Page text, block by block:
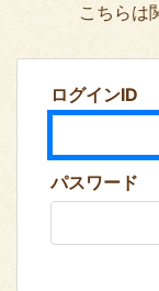
こちらは
ログインID
パスワード